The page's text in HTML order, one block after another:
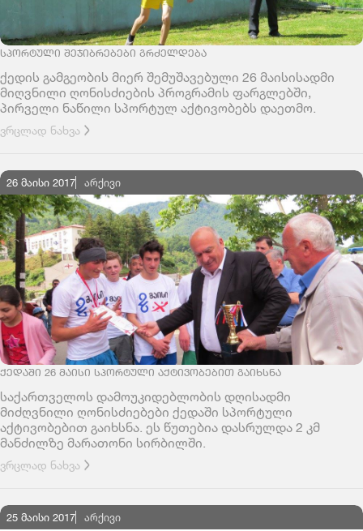
ᲡᲞᲝᲠᲢᲣᲚᲘ ᲨᲔᲯᲘᲑᲠᲔᲑᲔᲑᲘ ᲒᲠᲫᲔᲚᲓᲔᲑᲐ
ქედის გამგეობის მიერ შემუშავებული 26 მაისისადმი
მიღვნილი ღონისძიების პროგრამის ფარგლებში,
პირველი ნაწილი სპორტულ აქტივობებს დაეთმო.
ვრცლად ნახვა
26 მაისი 2017 ᲐᲠᲥᲘᲕᲘ
ᲥᲔᲓᲐᲨᲘ 26 ᲛᲐᲘᲡᲘ ᲡᲞᲝᲠᲢᲣᲚᲘ ᲐᲥᲢᲘᲕᲝᲑᲔᲑᲘᲗ ᲒᲐᲘᲮᲡᲜᲐ
საქართველოს დამოუკიდებლობის დღისადმი
მიძღვნილი ღონისძიებები ქედაში სპორტული
აქტივობებით გაიხსნა. ეს წუთებია დასრულდა 2 კმ
მანძილზე მარათონი სირბილში.
ვრცლად ნახვა
25 მაისი 2017 ᲐᲠᲥᲘᲕᲘ